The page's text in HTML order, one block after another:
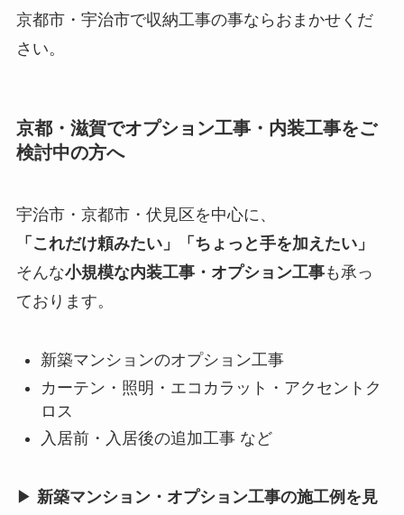
京都市・宇治市で収納工事の事ならおまかせくだ
さい。
京都・滋賀でオプション工事・内装工事をご
検討中の方へ
宇治市・京都市・伏見区を中心に、
「これだけ頼みたい」「ちょっと手を加えたい」
そんな小規模な内装工事・オプション工事も承っ
ております。
新築マンションのオプション工事
カーテン・照明・エコカラット・アクセントク
ロス
入居前・入居後の追加工事 など
▶ 新築マンション・オプション工事の施工例を見